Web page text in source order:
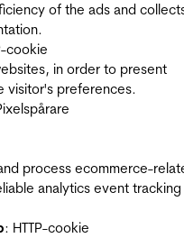
of the ads and
cookie
in order to present
visitor's preferences.
process ecommerce-
analytics event tracking
: HTTP-cookie